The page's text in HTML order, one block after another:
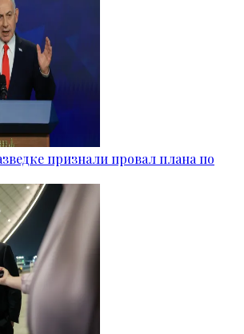
признали провал плана по